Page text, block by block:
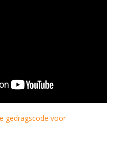
gedragscode voor